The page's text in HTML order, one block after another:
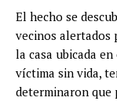
El hecho se
vecinos alertados
la casa ubicada
víctima sin vida,
determinaron que